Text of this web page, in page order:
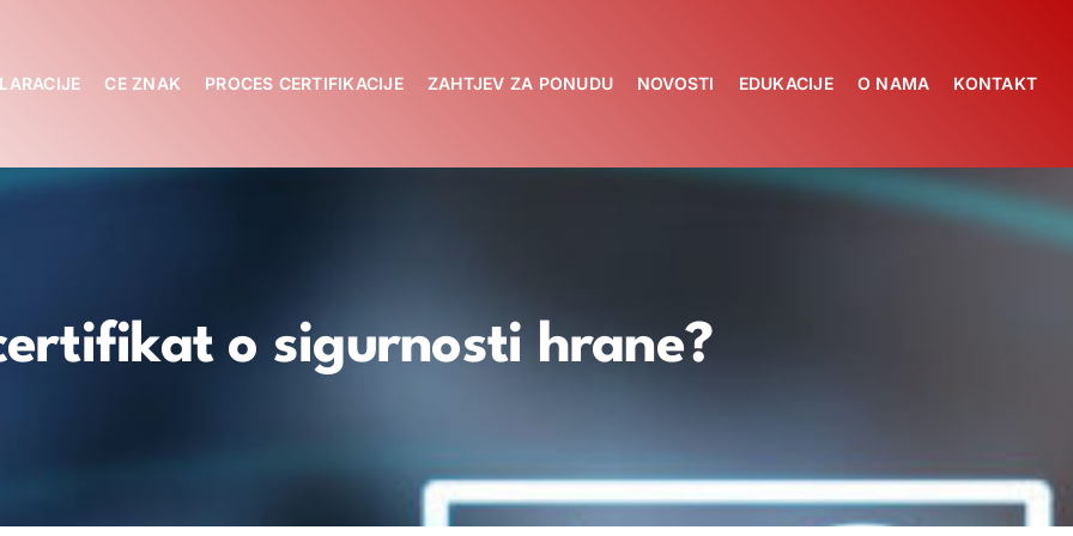
CE ZNAK PROCES CERTIFIKACIJE ZAHTJEV ZA PONUDU NOVOSTI EDUKACIJE O NAMA KONTAKT
o sigurnosti hrane?